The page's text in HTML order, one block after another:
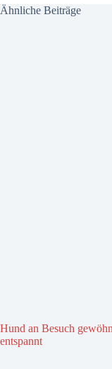
Ähnliche Beiträge
Hund an Besuch
entspannt